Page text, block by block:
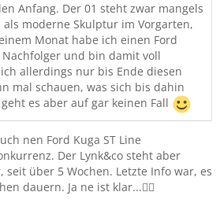
Anfang. Der 01 steht zwar mangels
moderne Skulptur im Vorgarten,
Monat habe ich einen Ford
Nachfolger und bin damit voll
allerdings nur bis Ende diesen
mal schauen, was sich bis dahin
es aber auf gar keinen Fall
nen Ford Kuga ST Line
Der Lynk&co steht aber
über 5 Wochen. Letzte Info war, es
dauern. Ja ne ist klar...🤦‍♂️